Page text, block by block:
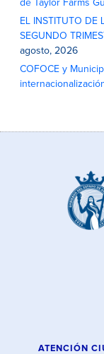
de Taylor Farms
EL INSTITUTO DE
SEGUNDO
agosto, 2026
COFOCE y
ATENCIÓN